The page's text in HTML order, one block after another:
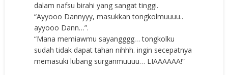
dalam nafsu birahi yang sangat tinggi.
“Ayyooo Dannyyy, masukkan tongkolmuuuu..
ayyooo Dann…”.
“Mana memiawmu sayangggg… tongkolku
sudah tidak dapat tahan nihhh. ingin secepatnya
memasuki lubang surganmuuuu… LIAAAAAA!”